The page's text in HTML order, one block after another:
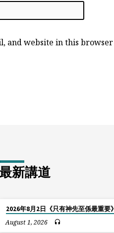
and website in this
新講道
2026年8月2日《只有神先至係最重要》
August 1, 2026